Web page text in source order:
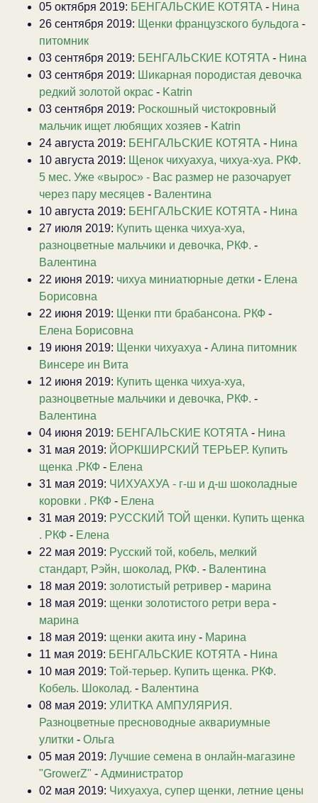
05 октября 2019: БЕНГАЛЬСКИЕ КОТЯТА - Нина
26 сентября 2019: Щенки французского бульдога -
питомник
03 сентября 2019: БЕНГАЛЬСКИЕ КОТЯТА - Нина
03 сентября 2019: Шикарная породистая девочка
редкий золотой окрас - Katrin
03 сентября 2019: Роскошный чистокровный
мальчик ищет любящих хозяев - Katrin
24 августа 2019: БЕНГАЛЬСКИЕ КОТЯТА - Нина
10 августа 2019: Щенок чихуахуа, чихуа-хуа. РКФ.
5 мес. Уже «вырос» - Вас размер не разочарует
через пару месяцев - Валентина
10 августа 2019: БЕНГАЛЬСКИЕ КОТЯТА - Нина
27 июля 2019: Купить щенка чихуа-хуа,
разноцветные мальчики и девочка, РКФ. -
Валентина
22 июня 2019: чихуа миниатюрные детки - Елена
Борисовна
22 июня 2019: Щенки пти брабансона. РКФ -
Елена Борисовна
19 июня 2019: Щенки чихуахуа - Алина питомник
Винсере ин Вита
12 июня 2019: Купить щенка чихуа-хуа,
разноцветные мальчики и девочка, РКФ. -
Валентина
04 июня 2019: БЕНГАЛЬСКИЕ КОТЯТА - Нина
31 мая 2019: ЙОРКШИРСКИЙ ТЕРЬЕР. Купить
щенка .РКФ - Елена
31 мая 2019: ЧИХУАХУА - г-ш и д-ш шоколадные
коровки . РКФ - Елена
31 мая 2019: РУССКИЙ ТОЙ щенки. Купить щенка
. РКФ - Елена
22 мая 2019: Русский той, кобель, мелкий
стандарт, Рэйн, шоколад, РКФ. - Валентина
18 мая 2019: золотистый ретривер - марина
18 мая 2019: щенки золотистого ретри вера -
марина
18 мая 2019: щенки акита ину - Марина
11 мая 2019: БЕНГАЛЬСКИЕ КОТЯТА - Нина
10 мая 2019: Той-терьер. Купить щенка. РКФ.
Кобель. Шоколад. - Валентина
08 мая 2019: УЛИТКА АМПУЛЯРИЯ.
Разноцветные пресноводные аквариумные
улитки - Ольга
05 мая 2019: Лучшие семена в онлайн-магазине
"GrowerZ" - Администратор
02 мая 2019: Чихуахуа, супер щенки, летние цены